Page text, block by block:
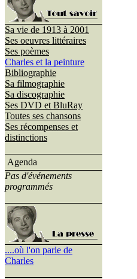
Sa vie de 1913 à 2001
Ses oeuvres littéraires
Ses poèmes
Charles et la peinture
Bibliographie
Sa filmographie
Sa discographie
Ses DVD et BluRay
Toutes ses chansons
Ses récompenses et
distinctions
Agenda
Pas d'événements
programmés
....où l'on parle de
Charles